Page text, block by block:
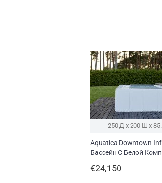
250 Д x 200 Ш x
Aquatica Downtown
Бассейн С Белой
€24,150